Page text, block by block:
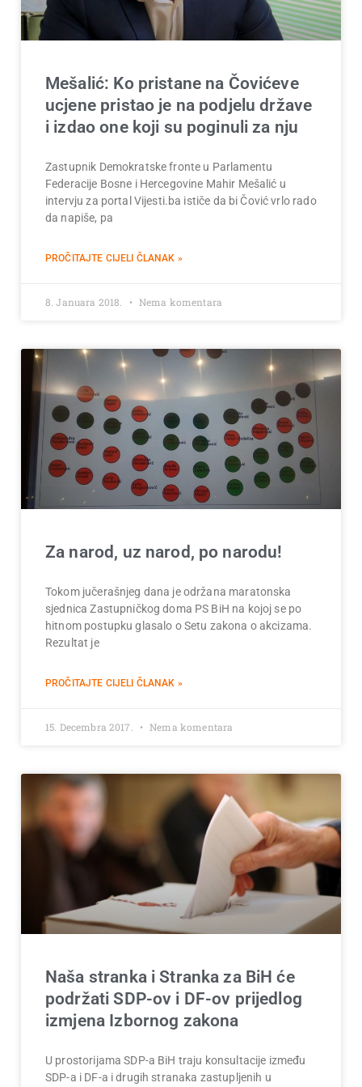
Mešalić: Ko pristane na Čovićeve
ucjene pristao je na podjelu države
i izdao one koji su poginuli za nju
Zastupnik Demokratske fronte u Parlamentu
Federacije Bosne i Hercegovine Mahir Mešalić u
intervju za portal Vijesti.ba ističe da bi Čović vrlo rado
da napiše, pa
PROČITAJTE CIJELI ČLANAK »
8. Januara 2018. Nema komentara
Za narod, uz narod, po narodu!
Tokom jučerašnjeg dana je održana maratonska
sjednica Zastupničkog doma PS BiH na kojoj se po
hitnom postupku glasalo o Setu zakona o akcizama.
Rezultat je
PROČITAJTE CIJELI ČLANAK »
15. Decembra 2017. Nema komentara
Naša stranka i Stranka za BiH će
podržati SDP-ov i DF-ov prijedlog
izmjena Izbornog zakona
U prostorijama SDP-a BiH traju konsultacije između
SDP-a i DF-a i drugih stranaka zastupljenih u